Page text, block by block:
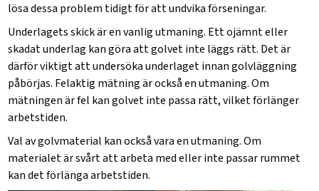
lösa dessa problem tidigt för att undvika förseningar.
Underlagets skick är en vanlig utmaning. Ett ojämnt eller
skadat underlag kan göra att golvet inte läggs rätt. Det är
därför viktigt att undersöka underlaget innan golvläggning
påbörjas. Felaktig mätning är också en utmaning. Om
mätningen är fel kan golvet inte passa rätt, vilket förlänger
arbetstiden.
Val av golvmaterial kan också vara en utmaning. Om
materialet är svårt att arbeta med eller inte passar rummet
kan det förlänga arbetstiden.